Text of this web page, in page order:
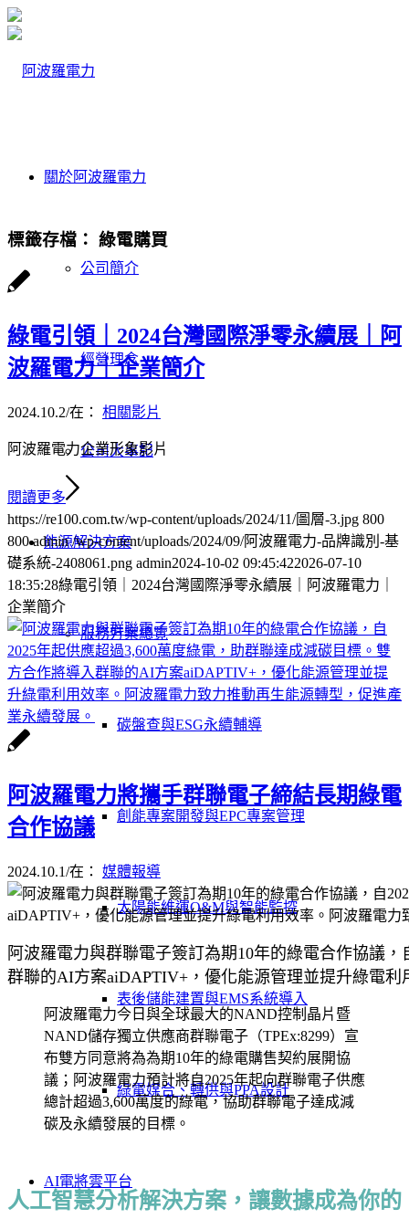
關於阿波羅電力
公司簡介
經營理念
公司大事記
能源解決方案
服務方案總覽
碳盤查與ESG永續輔導
創能專案開發與EPC專案管理
太陽能維運O&M與智能監控
表後儲能建置與EMS系統導入
綠電媒合、轉供與PPA設計
AI電將雲平台
標籤存檔： 綠電購買
綠電引領｜2024台灣國際淨零永續展｜阿
波羅電力｜企業簡介
2024.10.2/在： 相關影片
阿波羅電力企業形象影片
閱讀更多
https://re100.com.tw/wp-content/uploads/2024/11/圖層-3.jpg 800
800 admin /wp-content/uploads/2024/09/阿波羅電力-品牌識別-基
礎系統-2408061.png admin2024-10-02 09:45:422026-07-10
18:35:28綠電引領｜2024台灣國際淨零永續展｜阿波羅電力｜
企業簡介
阿波羅電力將攜手群聯電子締結長期綠電
合作協議
2024.10.1/在： 媒體報導
阿波羅電力與群聯電子簽訂為期10年的綠電合作協議
群聯的AI方案aiDAPTIV+，優化能源管理並提升綠電
阿波羅電力今日與全球最大的NAND控制晶片暨
NAND儲存獨立供應商群聯電子（TPEx:8299）宣
布雙方同意將為為期10年的綠電購售契約展開協
議；阿波羅電力預計將自2025年起向群聯電子供應
總計超過3,600萬度的綠電，協助群聯電子達成減
碳及永續發展的目標。
人工智慧分析解決方案，讓數據成為你的